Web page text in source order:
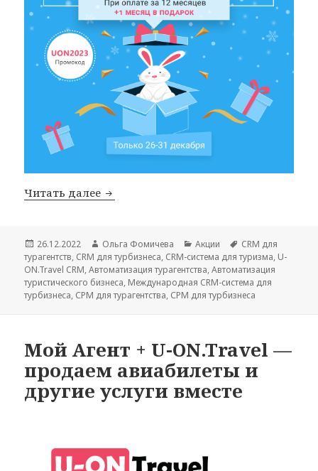
Читать далее Мы объявляем Новогодний СТАРТ
Опубликовано
26.12.2022 Автор
Ольга Фомичева Рубрики
Акции Метки
CRM для
турагентств, CRM для турбизнеса, CRM-система для туризма, U-
ON.Travel CRM,Автоматизация турагентства,Автоматизация
туристического бизнеса, Международная CRM-система для
турбизнеса, СРМ для турагентства, СРМ для турбизнеса
Мой Агент + U-ON.Travel —
продаем авиабилеты и
другие услуги вместе